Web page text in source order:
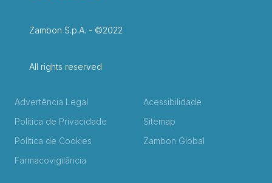
Zambon S.p.A. - ©2022
All rights reserved
Advertência Legal
Política de Privacidade
Política de Cookies
Farmacovigilância
Acessibilidade
Sitemap
Zambon Global